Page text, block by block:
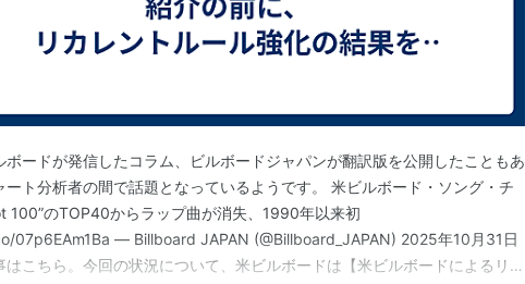
ボードが発信したコラム、ビルボードジャパンが翻訳版を公開したこともあ
ート分析者の間で話題となっているようです。 米ビルボード・ソング・チ
100”のTOP40からラップ曲が消失、1990年以来初
07p6EAm1Ba — Billboard JAPAN (@Billboard_JAPAN) 2025年10月31日
はこちら。今回の状況について、米ビルボードは【米ビルボードによるリカ